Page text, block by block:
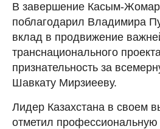
В завершение Касым-
поблагодарил Владимира
вклад в продвижение
транснационального
признательность за
Шавкату Мирзиееву.
Лидер Казахстана в своем
отметил профессиональную